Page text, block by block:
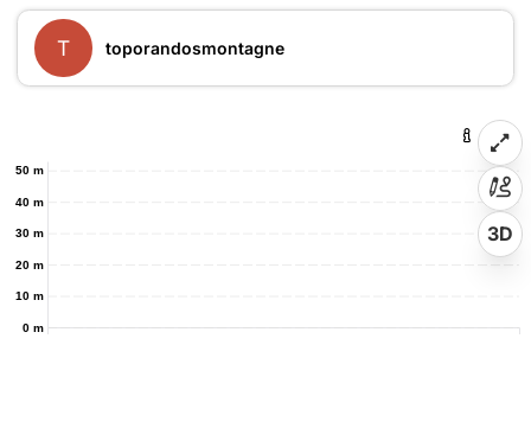
T toporandosmontagne
0 m
10 m
20 m
30 m
40 m
50 m
3D